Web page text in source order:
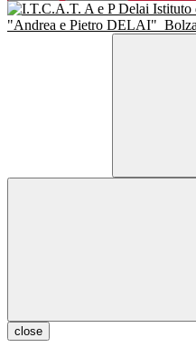
Istituto
"Andrea e Pietro DELAI"
close